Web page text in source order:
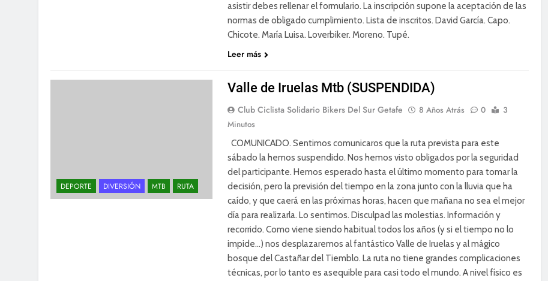
asistir debes rellenar el formulario. La inscripción supone la aceptación de las
normas de obligado cumplimiento. Lista de inscritos. David García. Capo.
Chicote. María Luisa. Loverbiker. Moreno. Tupé.
Leer más
DEPORTE DIVERSIÓN MTB RUTA
Valle de Iruelas Mtb (SUSPENDIDA)
Club Ciclista Solidario Bikers Del Sur Getafe 8 Años Atrás 0
3
Minutos
COMUNICADO. Sentimos comunicaros que la ruta prevista para este
sábado la hemos suspendido. Nos hemos visto obligados por la seguridad
del participante. Hemos esperado hasta el último momento para tomar la
decisión, pero la previsión del tiempo en la zona junto con la lluvia que ha
caído, y que caerá en las próximas horas, hacen que mañana no sea el mejor
día para realizarla. Lo sentimos. Disculpad las molestias. Información y
recorrido. Como viene siendo habitual todos los años (y si el tiempo no lo
impide…) nos desplazaremos al fantástico Valle de Iruelas y al mágico
bosque del Castañar del Tiemblo. La ruta no tiene grandes complicaciones
técnicas, por lo tanto es asequible para casi todo el mundo. A nivel físico es